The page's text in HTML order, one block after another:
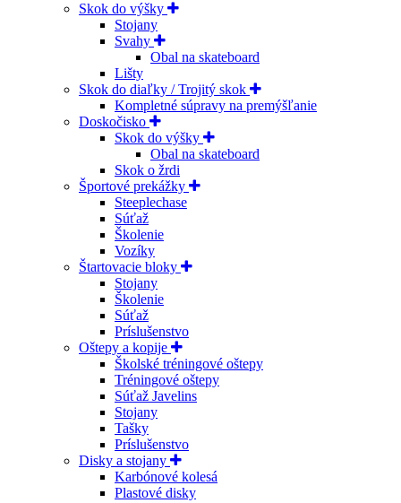
Skok do výšky
Stojany
Svahy
Obal na skateboard
Lišty
Skok do diaľky / Trojitý skok
Kompletné súpravy na premýšľanie
Doskočisko
Skok do výšky
Obal na skateboard
Skok o žrdi
Športové prekážky
Steeplechase
Súťaž
Školenie
Vozíky
Štartovacie bloky
Stojany
Školenie
Súťaž
Príslušenstvo
Oštepy a kopije
Školské tréningové oštepy
Tréningové oštepy
Súťaž Javelins
Stojany
Tašky
Príslušenstvo
Disky a stojany
Karbónové kolesá
Plastové disky